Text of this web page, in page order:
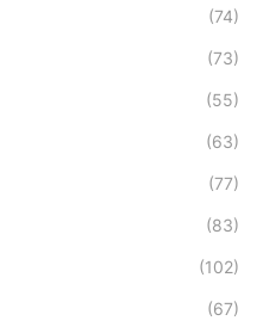
(74)
(73)
(55)
(63)
(77)
(83)
(102)
(67)